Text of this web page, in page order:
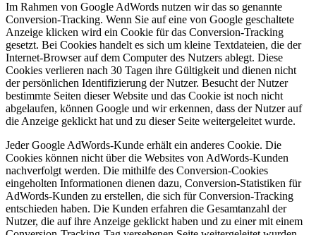
Im Rahmen von Google AdWords nutzen wir das so genannte
Conversion-Tracking. Wenn Sie auf eine von Google geschaltete
Anzeige klicken wird ein Cookie für das Conversion-Tracking
gesetzt. Bei Cookies handelt es sich um kleine Textdateien, die der
Internet-Browser auf dem Computer des Nutzers ablegt. Diese
Cookies verlieren nach 30 Tagen ihre Gültigkeit und dienen nicht
der persönlichen Identifizierung der Nutzer. Besucht der Nutzer
bestimmte Seiten dieser Website und das Cookie ist noch nicht
abgelaufen, können Google und wir erkennen, dass der Nutzer auf
die Anzeige geklickt hat und zu dieser Seite weitergeleitet wurde.
Jeder Google AdWords-Kunde erhält ein anderes Cookie. Die
Cookies können nicht über die Websites von AdWords-Kunden
nachverfolgt werden. Die mithilfe des Conversion-Cookies
eingeholten Informationen dienen dazu, Conversion-Statistiken für
AdWords-Kunden zu erstellen, die sich für Conversion-Tracking
entschieden haben. Die Kunden erfahren die Gesamtanzahl der
Nutzer, die auf ihre Anzeige geklickt haben und zu einer mit einem